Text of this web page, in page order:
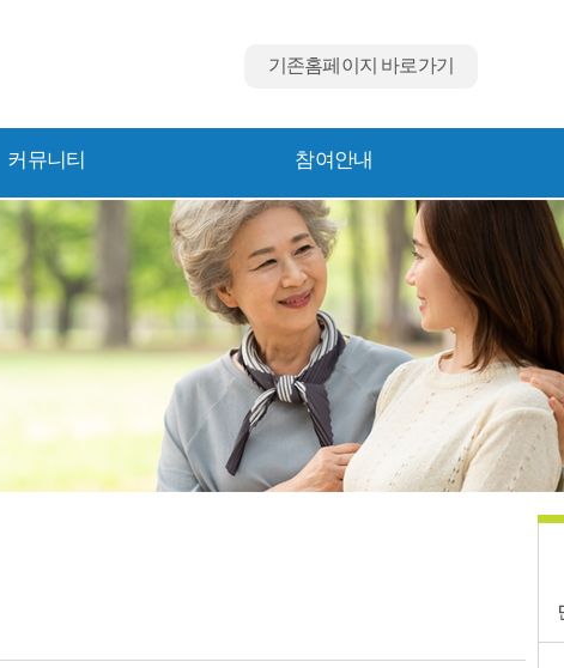
기존홈페이지 바로가기
커뮤니티 참여안내